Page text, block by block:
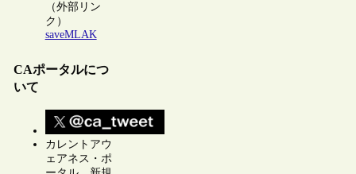
（外部リン
ク）
saveMLAK
CAポータルにつ
いて
カレントアウ
ェアネス・ポ